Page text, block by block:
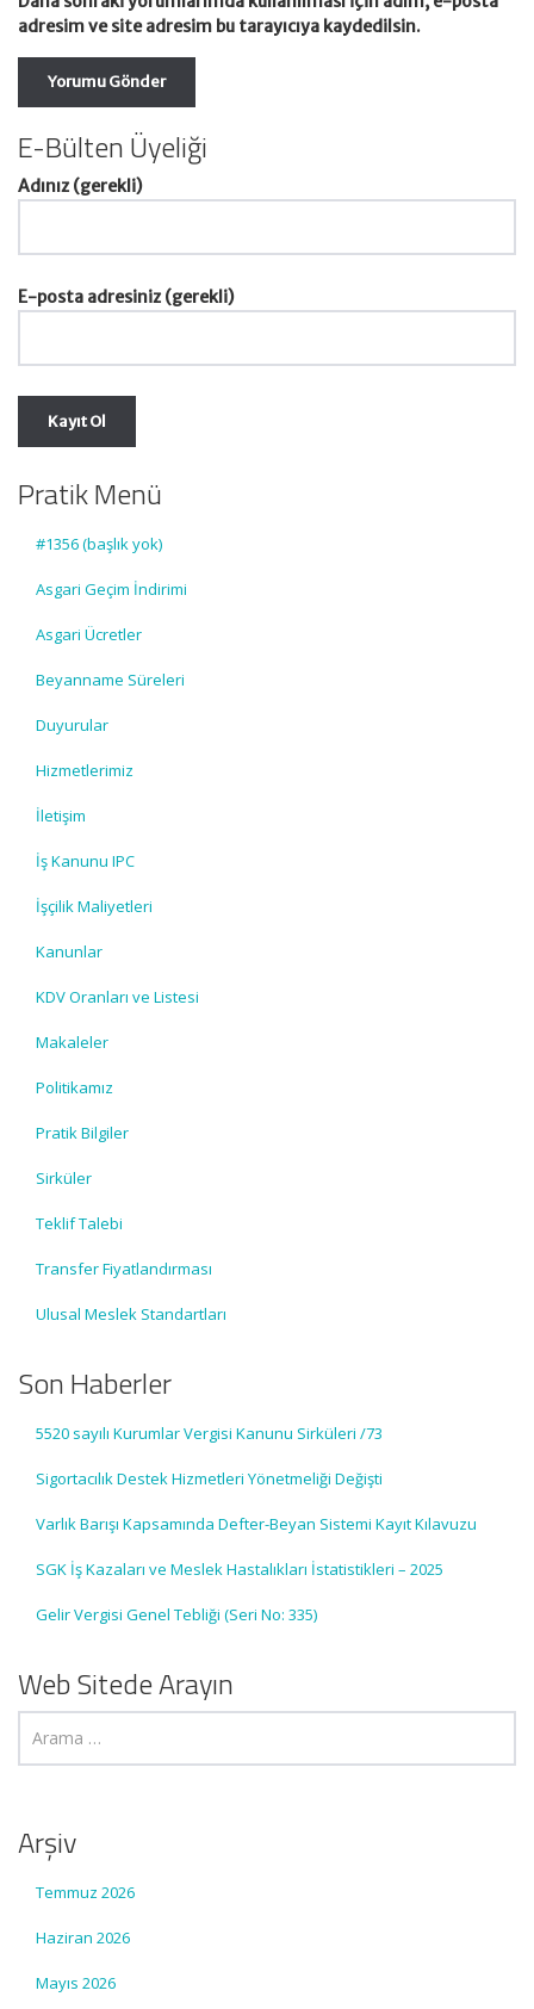
adresim ve site adresim bu tarayıcıya kaydedilsin.
E-Bülten Üyeliği
Adınız (gerekli)
E-posta adresiniz (gerekli)
Pratik Menü
#1356 (başlık yok)
Asgari Geçim İndirimi
Asgari Ücretler
Beyanname Süreleri
Duyurular
Hizmetlerimiz
İletişim
İş Kanunu IPC
İşçilik Maliyetleri
Kanunlar
KDV Oranları ve Listesi
Makaleler
Politikamız
Pratik Bilgiler
Sirküler
Teklif Talebi
Transfer Fiyatlandırması
Ulusal Meslek Standartları
Son Haberler
5520 sayılı Kurumlar Vergisi Kanunu Sirküleri /73
Sigortacılık Destek Hizmetleri Yönetmeliği Değişti
Varlık Barışı Kapsamında Defter-Beyan Sistemi Kayıt Kılavuzu
SGK İş Kazaları ve Meslek Hastalıkları İstatistikleri – 2025
Gelir Vergisi Genel Tebliği (Seri No: 335)
Web Sitede Arayın
Arşiv
Temmuz 2026
Haziran 2026
Mayıs 2026